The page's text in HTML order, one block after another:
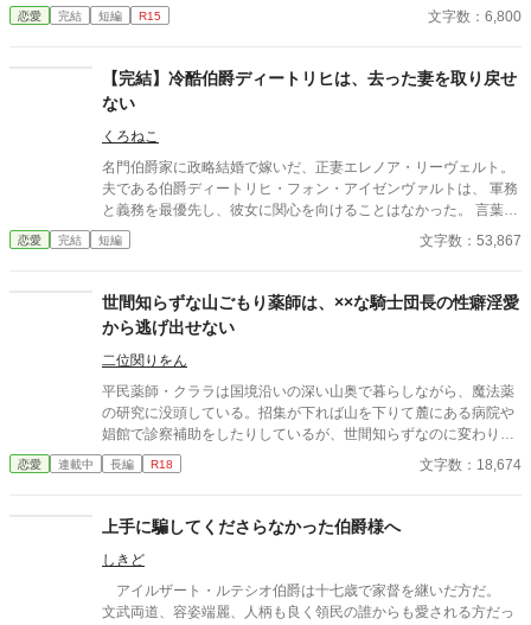
る。 シャノンは断罪を回避するため、リュカとの婚約を円満に解
消しようとするが――。 ※ エブリスタに習作として掲載したもの
恋愛 完結 短編 R15 文字数：6,800
【完結】冷酷伯爵ディートリヒは、去った妻を取り戻せ
ない
くろねこ
名門伯爵家に政略結婚で嫁いだ、正妻エレノア・リーヴェルト。
夫である伯爵ディートリヒ・フォン・アイゼンヴァルトは、 軍務
と義務を最優先し、彼女に関心を向けることはなかった。 言葉
も、視線も、愛情も与えられない日々。それでも伯爵夫人として
尽くし続けたエレノアは、ある一言をきっかけに、静かに伯爵家
ほど多くのものを、彼女から与えられていたのかを。 一方、エレ
ノアは新たな地でその才覚と人柄を評価され、 「必要とされる存
在」として歩き始めていた。 去った妻を想い、今さら後悔する冷
酷伯爵。前を向いて生きる正妻令嬢。 これは、失ってから愛に気
づいた男と、 二度と戻らないかもしれない夫婦の物語。 ――今さ
ら、遅いのです。
恋愛 完結 短編 文字数：53,867
世間知らずな山ごもり薬師は、××な騎士団長の性癖淫愛
から逃げ出せない
二位関りをん
平民薬師・クララは国境沿いの深い山奥で暮らしながら、魔法薬
の研究に没頭している。招集が下れば山を下りて麓にある病院や
娼館で診察補助をしたりしているが、世間知らずなのに変わりは
ない。 ある日、山の中で倒れている男性を発見。彼はなんと騎士
団長・レイルドで女嫌いの噂を持つ人物だった。 当然女嫌いの噂
が、レイルドには隠している秘密……性癖があった。 ――君の××
××、触らせてもらえないだろうか？
恋愛 連載中 長編 R18 文字数：18,674
上手に騙してくださらなかった伯爵様へ
しきど
アイルザート・ルテシオ伯爵は十七歳で家督を継いだ方だ。
文武両道、容姿端麗、人柄も良く領民の誰からも愛される方だっ